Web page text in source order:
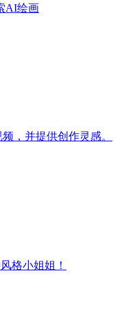
AI绘画
，并提供创作灵感。
格小姐姐！